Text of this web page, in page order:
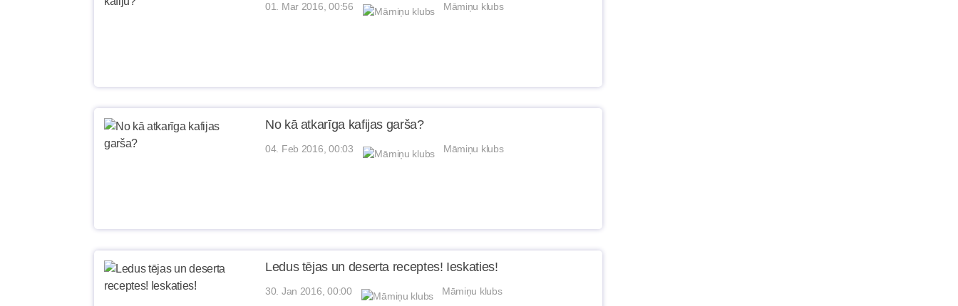
01. Mar 2016, 00:56 Māmiņu klubs
No kā atkarīga kafijas garša?
04. Feb 2016, 00:03 Māmiņu klubs
Ledus tējas un deserta receptes! Ieskaties!
30. Jan 2016, 00:00 Māmiņu klubs